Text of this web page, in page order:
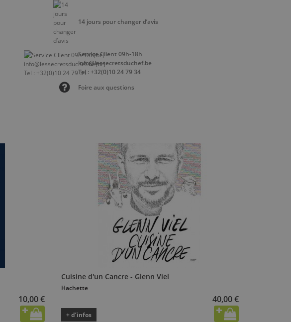
14 jours pour changer d’avis
Service Client 09h-18h
info@lessecretsduchef.be
Tel : +32(0)10 24 79 34
Foire aux questions
10,00 €
Cuisine d'un Cancre - Glenn Viel
Hachette
40,00 €
+ d’infos